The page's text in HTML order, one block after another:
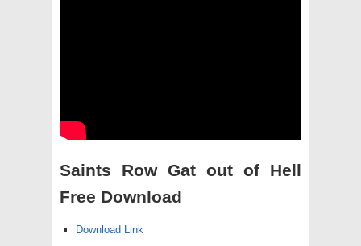
Saints Row Gat out of Hell
Free Download
Download Link